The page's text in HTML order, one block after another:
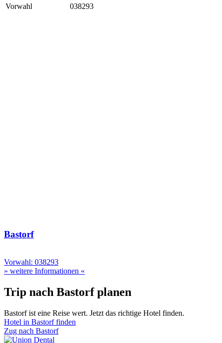
Vorwahl
038293
Bastorf
Vorwahl: 038293
» weitere Informationen «
Trip nach Bastorf planen
Bastorf ist eine Reise wert. Jetzt das richtige Hotel finden.
Hotel in Bastorf finden
Zug nach Bastorf